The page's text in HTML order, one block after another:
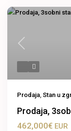
Previous
Prodaja, Stan u
Prodaja,
462,000€ EUR